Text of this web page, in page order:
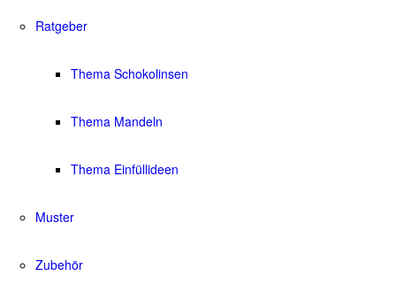
Ratgeber
Thema Schokolinsen
Thema Mandeln
Thema Einfüllideen
Muster
Zubehör